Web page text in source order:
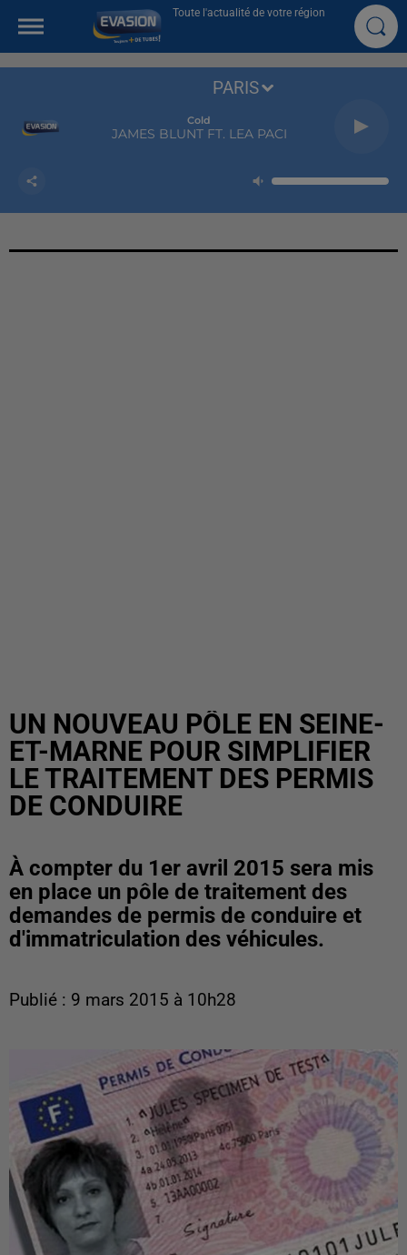
Toute l'actualité de votre région
Cold
JAMES BLUNT FT. LEA PACI
PARIS
UN NOUVEAU PÔLE EN SEINE-
ET-MARNE POUR SIMPLIFIER
LE TRAITEMENT DES PERMIS
DE CONDUIRE
À compter du 1er avril 2015 sera mis
en place un pôle de traitement des
demandes de permis de conduire et
d'immatriculation des véhicules.
Publié : 9 mars 2015 à 10h28